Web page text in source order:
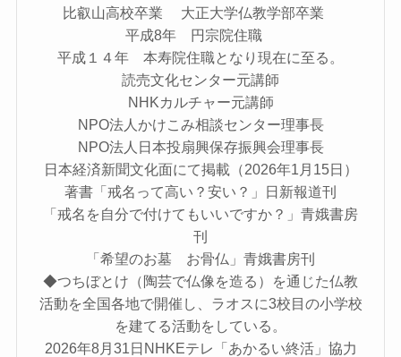
比叡山高校卒業 大正大学仏教学部卒業
平成8年 円宗院住職
平成１４年 本寿院住職となり現在に至る。
読売文化センター元講師
NHKカルチャー元講師
NPO法人かけこみ相談センター理事長
NPO法人日本投扇興保存振興会理事長
日本経済新聞文化面にて掲載（2026年1月15日）
著書「戒名って高い？安い？」日新報道刊
「戒名を自分で付けてもいいですか？」青娥書房
刊
「希望のお墓 お骨仏」青娥書房刊
◆つちぼとけ（陶芸で仏像を造る）を通じた仏教
活動を全国各地で開催し、ラオスに3校目の小学校
を建てる活動をしている。
2026年8月31日NHKEテレ「あかるい終活」協力